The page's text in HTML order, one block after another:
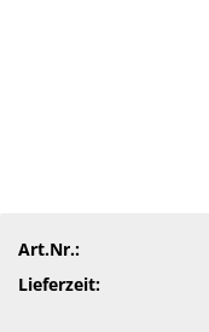
Art.Nr.:
Lieferzeit: